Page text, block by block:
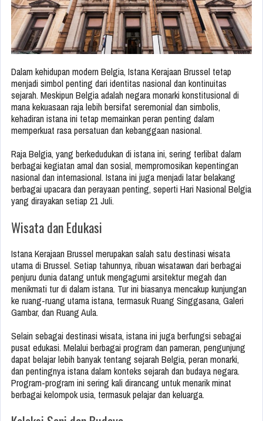
Dalam kehidupan modern Belgia, Istana Kerajaan Brussel tetap
menjadi simbol penting dari identitas nasional dan kontinuitas
sejarah. Meskipun Belgia adalah negara monarki konstitusional di
mana kekuasaan raja lebih bersifat seremonial dan simbolis,
kehadiran istana ini tetap memainkan peran penting dalam
memperkuat rasa persatuan dan kebanggaan nasional.
Raja Belgia, yang berkedudukan di istana ini, sering terlibat dalam
berbagai kegiatan amal dan sosial, mempromosikan kepentingan
nasional dan internasional. Istana ini juga menjadi latar belakang
berbagai upacara dan perayaan penting, seperti Hari Nasional Belgia
yang dirayakan setiap 21 Juli.
Wisata dan Edukasi
Istana Kerajaan Brussel merupakan salah satu destinasi wisata
utama di Brussel. Setiap tahunnya, ribuan wisatawan dari berbagai
penjuru dunia datang untuk mengagumi arsitektur megah dan
menikmati tur di dalam istana. Tur ini biasanya mencakup kunjungan
ke ruang-ruang utama istana, termasuk Ruang Singgasana, Galeri
Gambar, dan Ruang Aula.
Selain sebagai destinasi wisata, istana ini juga berfungsi sebagai
pusat edukasi. Melalui berbagai program dan pameran, pengunjung
dapat belajar lebih banyak tentang sejarah Belgia, peran monarki,
dan pentingnya istana dalam konteks sejarah dan budaya negara.
Program-program ini sering kali dirancang untuk menarik minat
berbagai kelompok usia, termasuk pelajar dan keluarga.